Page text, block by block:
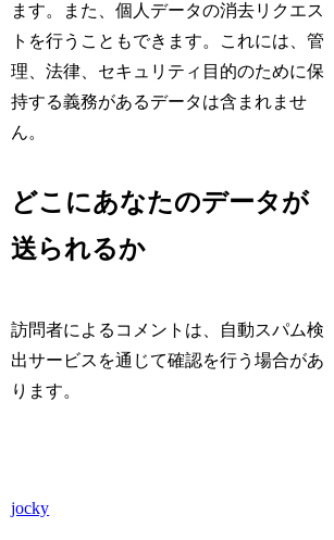
ます。また、個人データの消去リクエス
トを行うこともできます。これには、管
理、法律、セキュリティ目的のために保
持する義務があるデータは含まれませ
ん。
どこにあなたのデータが
送られるか
訪問者によるコメントは、自動スパム検
出サービスを通じて確認を行う場合があ
ります。
jocky